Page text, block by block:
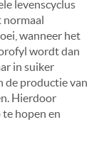
levenscyclus
normaal
wanneer het
wordt dan
in suiker
de productie van
Hierdoor
hopen en